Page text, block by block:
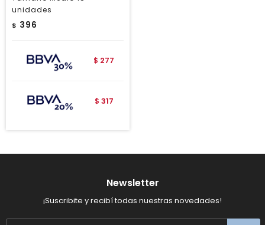
unidades
$ 396
$ 277
$ 317
Newsletter
¡Suscribite y recibí todas nuestras novedades!